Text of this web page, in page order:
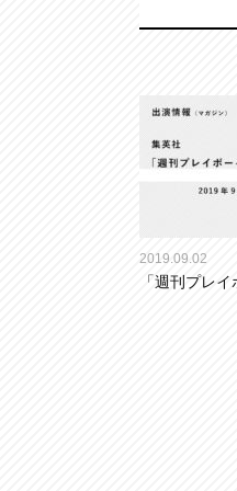
2019.09.02
「週刊プレ